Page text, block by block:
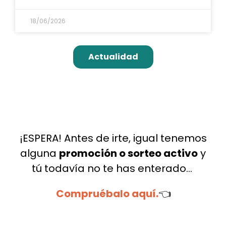
18/06/2026
Actualidad
¡ESPERA! Antes de irte, igual tenemos
alguna promoción o sorteo activoy
tú todavía no te has enterado…
Compruébalo aquí.👈